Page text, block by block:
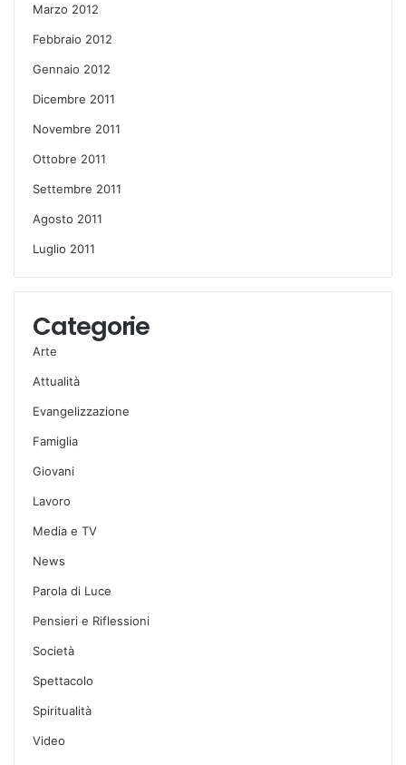
Marzo 2012
Febbraio 2012
Gennaio 2012
Dicembre 2011
Novembre 2011
Ottobre 2011
Settembre 2011
Agosto 2011
Luglio 2011
Categorie
Arte
Attualità
Evangelizzazione
Famiglia
Giovani
Lavoro
Media e TV
News
Parola di Luce
Pensieri e Riflessioni
Società
Spettacolo
Spiritualità
Video